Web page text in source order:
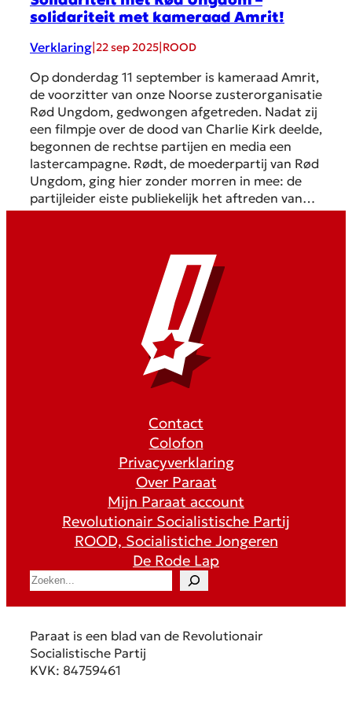
solidariteit met kameraad Amrit!
Verklaring 22 sep 2025 ROOD
Op donderdag 11 september is kameraad Amrit,
de voorzitter van onze Noorse zusterorganisatie
Rød Ungdom, gedwongen afgetreden. Nadat zij
een filmpje over de dood van Charlie Kirk deelde,
begonnen de rechtse partijen en media een
lastercampagne. Rødt, de moederpartij van Rød
Ungdom, ging hier zonder morren in mee: de
partijleider eiste publiekelijk het aftreden van…
Contact
Colofon
Privacyverklaring
Over Paraat
Mijn Paraat account
Revolutionair Socialistische Partij
ROOD, Socialistiche Jongeren
De Rode Lap
S
e
r
c
h
Paraat is een blad van de Revolutionair
Socialistische Partij
KVK: 84759461